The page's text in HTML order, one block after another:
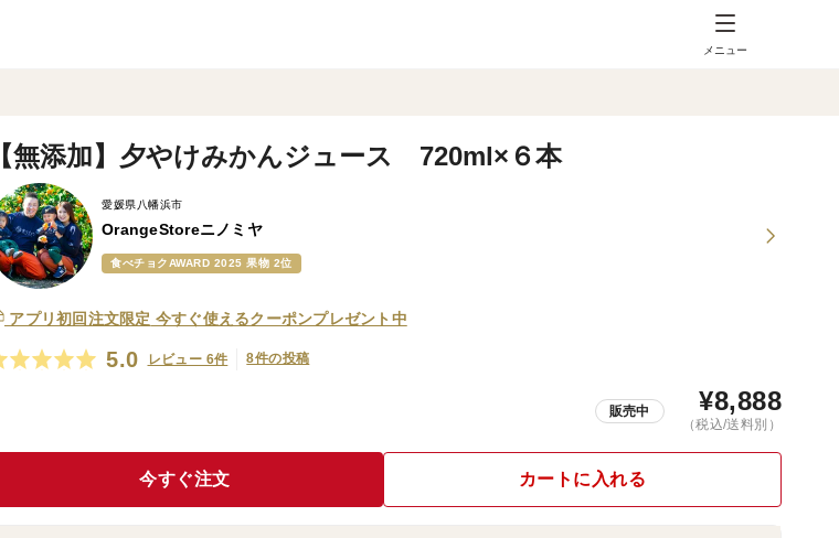
メニュー
【無添加】夕やけみかんジュース 720ml×６本
愛媛県八幡浜市
OrangeStoreニノミヤ
食べチョクAWARD 2025 果物 2位
アプリ初回注文限定 今すぐ使えるクーポンプレゼント中
5.0 レビュー 6件 8件の投稿
販売中 ¥8,888
（税込/送料別）
今すぐ注文 カートに入れる